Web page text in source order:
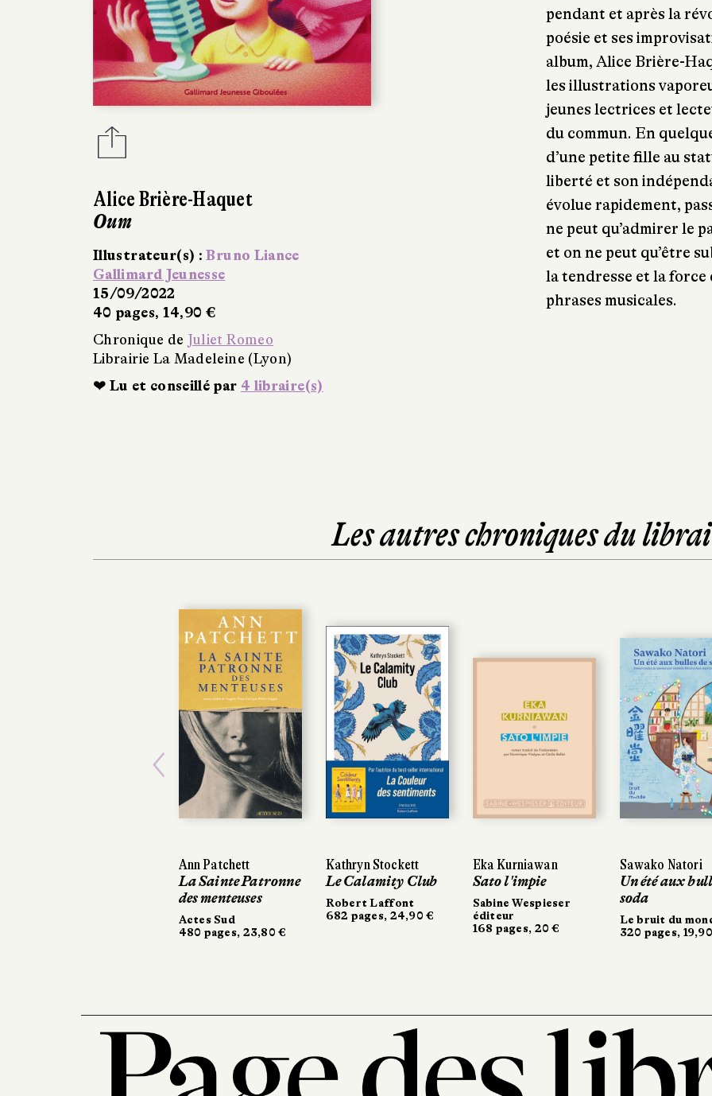
Alice Brière-Haquet
Oum
Illustrateur(s) :Bruno Liance
Gallimard Jeunesse
15/09/2022
40 pages, 14,90 €
Chronique de Juliet Romeo
Librairie La Madeleine (Lyon)
❤ Lu et conseillé par 4 libraire(s)
pendant et après la
poésie et ses
album, Alice Brière-
les illustrations
jeunes lectrices et
du commun. En
d’une petite fille au
liberté et son
évolue rapidement,
ne peut qu’admirer le
et on ne peut qu’être
la tendresse et la force
phrases musicales.
Les autres chroniques du
Ann Patchett
La Sainte Patronne
des menteuses
Actes Sud
480 pages, 23,80 €
Kathryn Stockett
Le Calamity Club
Robert Laffont
682 pages, 24,90 €
Eka Kurniawan
Sato l'impie
Sabine Wespieser
éditeur
168 pages, 20 €
Sawako Natori
Un été aux
soda
Le bruit du
320 pages,
Previous